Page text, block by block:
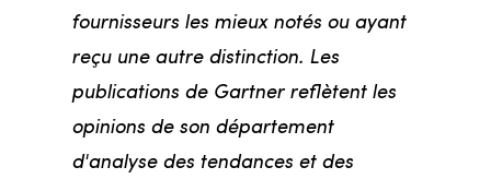
fournisseurs les mieux notés ou ayant
reçu une autre distinction. Les
publications de Gartner reflètent les
opinions de son département
d'analyse des tendances et des